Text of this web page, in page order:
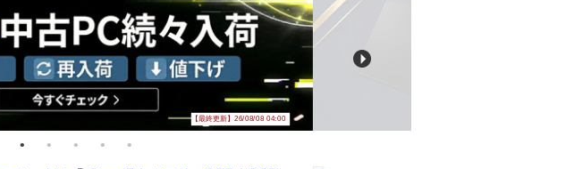
【最終更新】26/08/08 04:00